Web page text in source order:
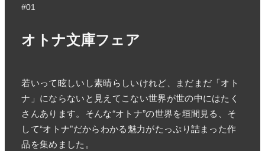
#01
オトナ文庫フェア
若いって眩しいし素晴らしいけれど、まだまだ「オト
ナ」にならないと見えてこない世界が世の中にはたく
さんあります。そんな“オトナ”の世界を垣間見る、そ
して“オトナ”だからわかる魅力がたっぷり詰まった作
品を集めました。